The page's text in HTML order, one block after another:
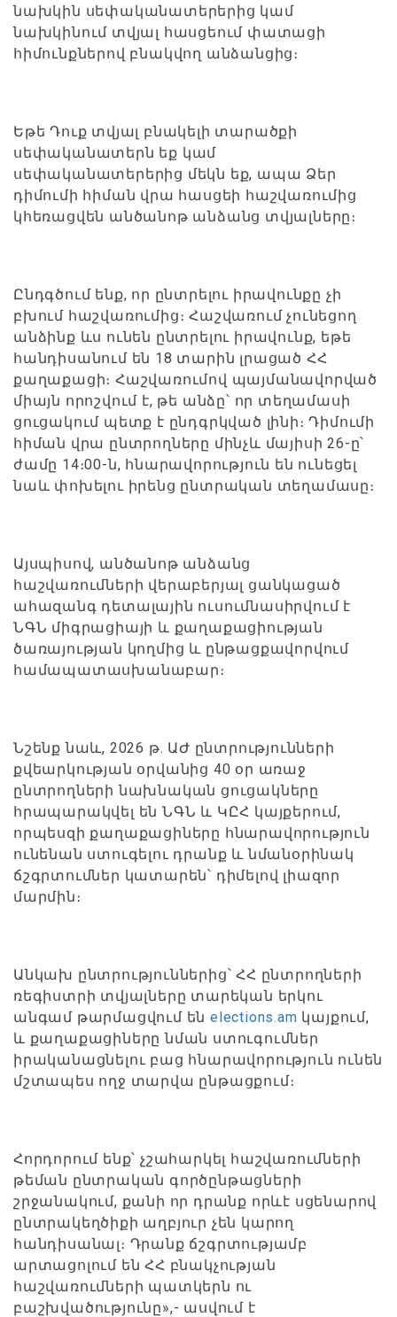
նախկին սեփականատերերից կամ
նախկինում տվյալ հասցեում փատացի
հիմունքներով բնակվող անձանցից։
Եթե Դուք տվյալ բնակելի տարածքի
սեփականատերն եք կամ
սեփականատերերից մեկն եք, ապա Ձեր
դիմումի հիման վրա հասցեի հաշվառումից
կհեռացվեն անծանոթ անձանց տվյալները։
Ընդգծում ենք, որ ընտրելու իրավունքը չի
բխում հաշվառումից։ Հաշվառում չունեցող
անձինք ևս ունեն ընտրելու իրավունք, եթե
հանդիսանում են 18 տարին լրացած ՀՀ
քաղաքացի։ Հաշվառումով պայմանավորված
միայն որոշվում է, թե անձը՝ որ տեղամասի
ցուցակում պետք է ընդգրկված լինի։ Դիմումի
հիման վրա ընտրողները մինչև մայիսի 26-ը՝
ժամը 14։00-ն, հնարավորություն են ունեցել
նաև փոխելու իրենց ընտրական տեղամասը։
Այսպիսով, անծանոթ անձանց
հաշվառումների վերաբերյալ ցանկացած
ահազանգ դետալային ուսումնասիրվում է
ՆԳՆ միգրացիայի և քաղաքացիության
ծառայության կողմից և ընթացքավորվում
համապատասխանաբար։
Նշենք նաև, 2026 թ. ԱԺ ընտրությունների
քվեարկության օրվանից 40 օր առաջ
ընտրողների նախնական ցուցակները
հրապարակվել են ՆԳՆ և ԿԸՀ կայքերում,
որպեսզի քաղաքացիները հնարավորություն
ունենան ստուգելու դրանք և նմանօրինակ
ճշգրտումներ կատարեն՝ դիմելով լիազոր
մարմին։
Անկախ ընտրություններից՝ ՀՀ ընտրողների
ռեգիստրի տվյալները տարեկան երկու
անգամ թարմացվում ենelections.am կայքում,
և քաղաքացիները նման ստուգումներ
իրականացնելու բաց հնարավորություն ունեն
մշտապես ողջ տարվա ընթացքում։
Հորդորում ենք՝ չշահարկել հաշվառումների
թեման ընտրական գործընթացների
շրջանակում, քանի որ դրանք որևէ սցենարով
ընտրակեղծիքի աղբյուր չեն կարող
հանդիսանալ։ Դրանք ճշգրտությամբ
արտացոլում են ՀՀ բնակչության
հաշվառումների պատկերն ու
բաշխվածությունը»,- ասվում է